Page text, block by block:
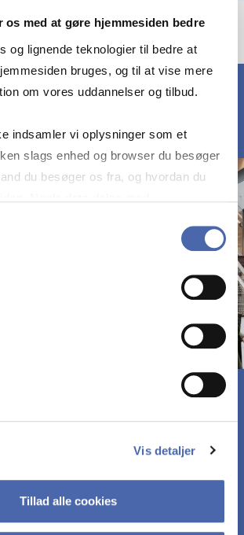
med at gøre hjemmesiden bedre
og lignende teknologier til bedre at
bruges, og til at vise mere
om vores uddannelser og tilbud.
indsamler vi oplysninger som et
slags enhed og browser du besøger
du besøger os fra, og hvordan du
bestemmer selv - og kan altid trække
Vis detaljer
Tillad alle cookies
ÅBENT HUS
ind på en bacheloruddannelse